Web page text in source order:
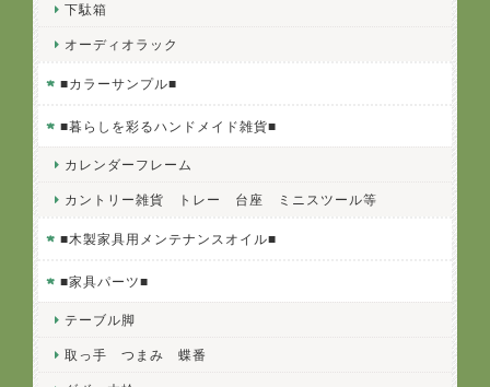
下駄箱
オーディオラック
■カラーサンプル■
■暮らしを彩るハンドメイド雑貨■
カレンダーフレーム
カントリー雑貨 トレー 台座 ミニスツール等
■木製家具用メンテナンスオイル■
■家具パーツ■
テーブル脚
取っ手 つまみ 蝶番